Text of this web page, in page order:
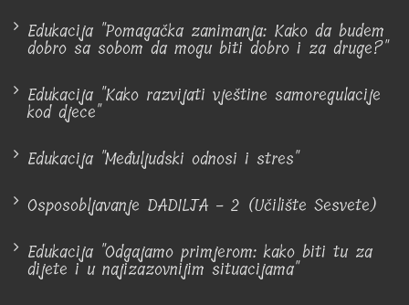
Edukacija "Pomagačka zanimanja: Kako da budem
dobro sa sobom da mogu biti dobro i za druge?"
Edukacija "Kako razvijati vještine samoregulacije
kod djece"
Edukacija "Međuljudski odnosi i stres"
Osposobljavanje DADILJA - 2 (Učilište Sesvete)
Edukacija "Odgajamo primjerom: kako biti tu za
dijete i u najizazovnijim situacijama"